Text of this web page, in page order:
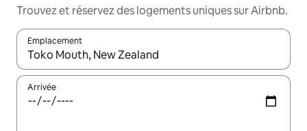
Trouvez et réservez des logements uniques sur Airbnb.
Emplacement
Quand les résultats sont affichés, parcourez-les en utilisant
Arrivée